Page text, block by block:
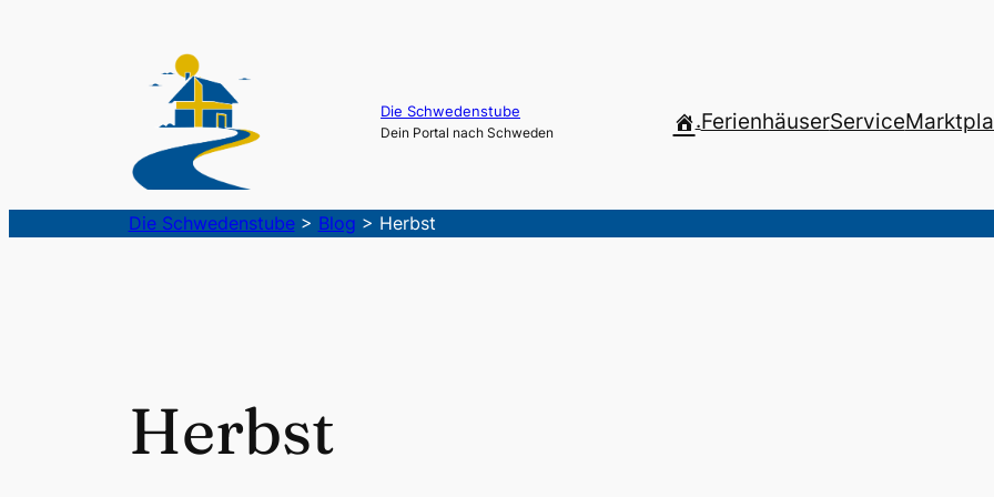
Die Schwedenstube
Dein Portal nach Schweden .FerienhäuserService
Die Schwedenstube> Blog > Herbst
Herbst